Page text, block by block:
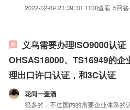
2022-02-09 23:39:30 1100查看 5回答
义乌需要办理ISO9000认证
OHSAS18000、TS16949的企
理出口许口认证，和3C认证
花间一壶酒
很多的，不过国内的需要企业体系的